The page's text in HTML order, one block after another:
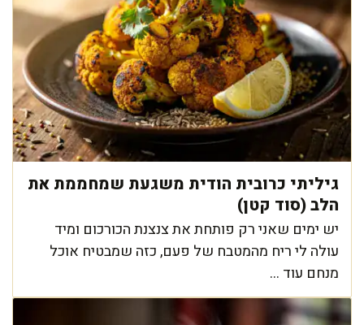
גיליתי כרובית הודית משגעת שמחממת את
הלב (סוד קטן)
יש ימים שאני רק פותחת את צנצנת הכורכום ומיד
עולה לי ריח מהמטבח של פעם, כזה שמבטיח אוכל
מנחם עוד ...